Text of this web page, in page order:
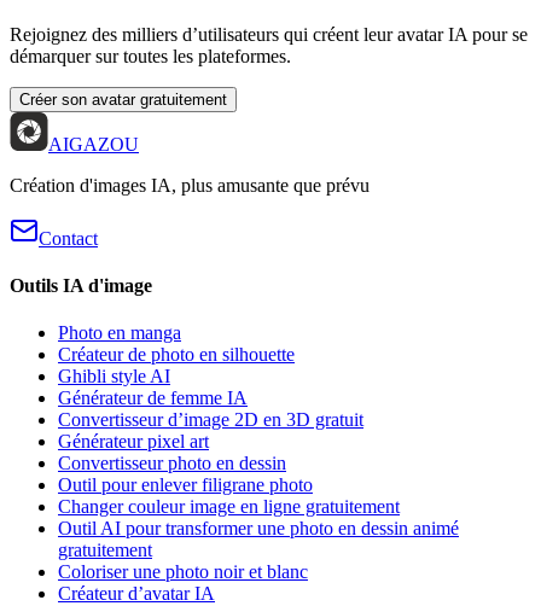
Rejoignez des milliers d’utilisateurs qui créent leur avatar IA pour se
démarquer sur toutes les plateformes.
Créer son avatar gratuitement
AIGAZOU
Création d'images IA, plus amusante que prévu
Contact
Outils IA d'image
Photo en manga
Créateur de photo en silhouette
Ghibli style AI
Générateur de femme IA
Convertisseur d’image 2D en 3D gratuit
Générateur pixel art
Convertisseur photo en dessin
Outil pour enlever filigrane photo
Changer couleur image en ligne gratuitement
Outil AI pour transformer une photo en dessin animé
gratuitement
Coloriser une photo noir et blanc
Créateur d’avatar IA